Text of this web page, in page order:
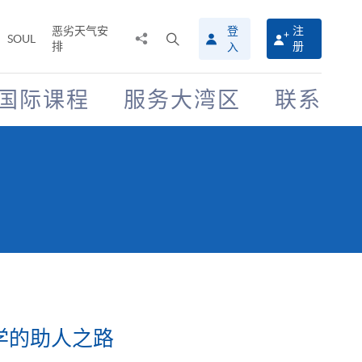
SOUL
恶劣天气安
排
搜
寻
介
面
登
入
注
册
际课程 服务大湾区 联系
的助人之路